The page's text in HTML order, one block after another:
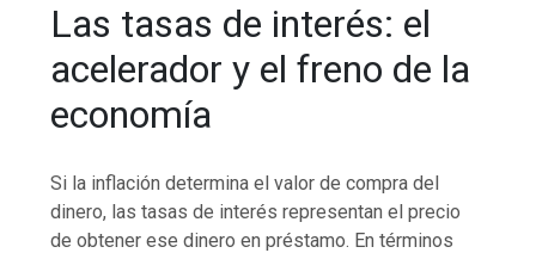
Las tasas de interés: el
acelerador y el freno de la
economía
Si la inflación determina el valor de compra del
dinero, las tasas de interés representan el precio
de obtener ese dinero en préstamo. En términos